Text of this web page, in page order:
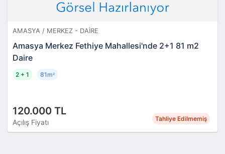
AMASYA / MERKEZ - DAIRE
Amasya Merkez Fethiye Mahallesi'nde 2+1 81 m2
Daire
120.000 TL
Açılış Fiyatı Tahliye Edilmemiş
2 + 1 81m²